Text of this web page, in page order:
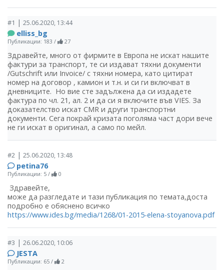
#1 | 25.06.2020, 13:44
elliss_bg
Публикации: 183 / 27
Здравейте, много от фирмите в Европа не искат нашите
фактури за транспорт, те си издават тяхни документи
/Gutschrift или Invoice/ с тяхни номера, като цитират
номер на договор , камион и т.н. и си ги включват в
дневниците. Но вие сте задължена да си издадете
фактура по чл. 21, ал. 2 и да си я включите във VIES. За
доказателство искат CMR и други транспортни
документи. Сега покрай кризата поголяма част дори вече
не ги искат в оригинал, а само по мейл.
#2 | 25.06.2020, 13:48
petina76
Публикации: 5 / 0
Здравейте,
може да разгледате и тази публикация по темата,доста
подробно е обяснено всичко
https://www.ides.bg/media/1268/01-2015-elena-stoyanova.pdf
#3 | 26.06.2020, 10:06
JESTA
Публикации: 65 / 2